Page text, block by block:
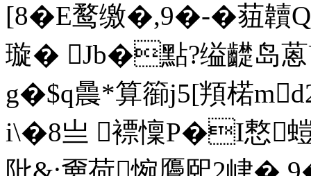
[8� E鹜缴�,9�-�莥韥
璇� Jb�點?缢齼
g�$q曟*算篽j5[頖楉
i\�8亗 褾懍P�I慗